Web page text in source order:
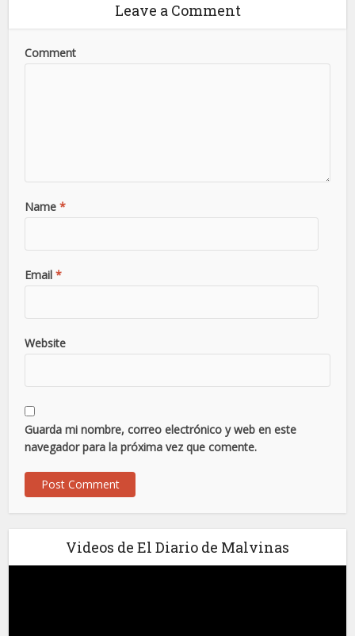
Leave a Comment
Comment
Name *
Email *
Website
Guarda mi nombre, correo electrónico y web en este
navegador para la próxima vez que comente.
Videos de El Diario de Malvinas